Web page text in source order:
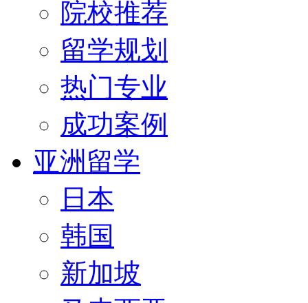
院校推荐
留学规划
热门专业
成功案例
亚洲留学
日本
韩国
新加坡